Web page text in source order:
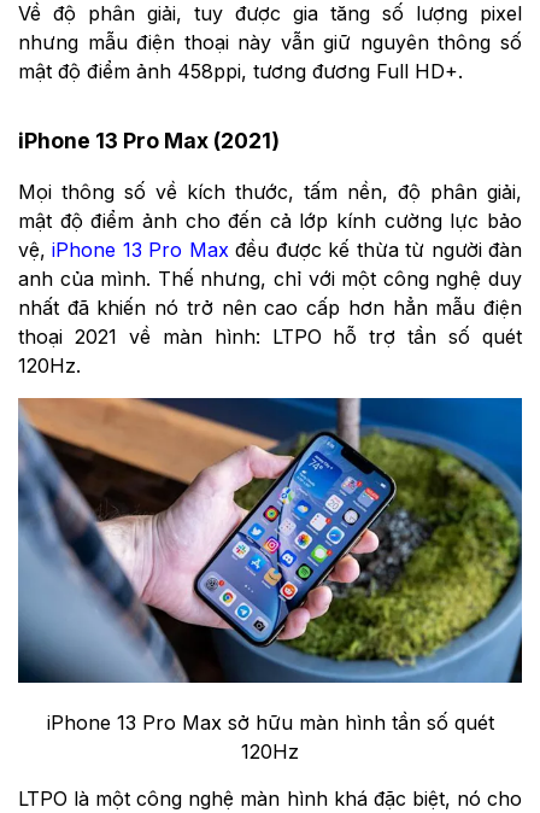
Về độ phân giải, tuy được gia tăng số lượng pixel
nhưng mẫu điện thoại này vẫn giữ nguyên thông số
mật độ điểm ảnh 458ppi, tương đương Full HD+.
iPhone 13 Pro Max (2021)
Mọi thông số về kích thước, tấm nền, độ phân giải,
mật độ điểm ảnh cho đến cả lớp kính cường lực bảo
vệ,iPhone 13 Pro Maxđều được kế thừa từ người đàn
anh của mình. Thế nhưng, chỉ với một công nghệ duy
nhất đã khiến nó trở nên cao cấp hơn hẳn mẫu điện
thoại 2021 về màn hình: LTPO hỗ trợ tần số quét
120Hz.
iPhone 13 Pro Max sở hữu màn hình tần số quét
120Hz
LTPO là một công nghệ màn hình khá đặc biệt, nó cho